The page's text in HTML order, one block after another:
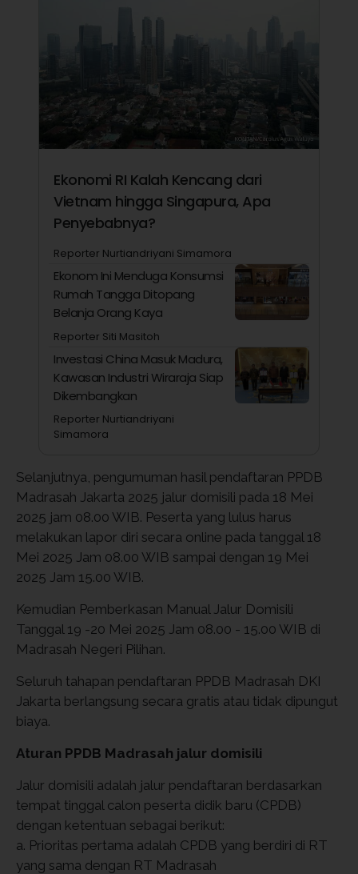
Ekonomi RI Kalah Kencang dari
Vietnam hingga Singapura, Apa
Penyebabnya?
Reporter Nurtiandriyani Simamora
Ekonom Ini Menduga Konsumsi
Rumah Tangga Ditopang
Belanja Orang Kaya
Reporter Siti Masitoh
Investasi China Masuk Madura,
Kawasan Industri Wiraraja Siap
Dikembangkan
Reporter Nurtiandriyani
Simamora
Selanjutnya, pengumuman hasil pendaftaran PPDB
Madrasah Jakarta 2025 jalur domisili pada 18 Mei
2025 jam 08.00 WIB. Peserta yang lulus harus
melakukan lapor diri secara online pada tanggal 18
Mei 2025 Jam 08.00 WIB sampai dengan 19 Mei
2025 Jam 15.00 WIB.
Kemudian Pemberkasan Manual Jalur Domisili
Tanggal 19 -20 Mei 2025 Jam 08.00 - 15.00 WIB di
Madrasah Negeri Pilihan.
Seluruh tahapan pendaftaran PPDB Madrasah DKI
Jakarta berlangsung secara gratis atau tidak dipungut
biaya.
Aturan PPDB Madrasah jalur domisili
Jalur domisili adalah jalur pendaftaran berdasarkan
tempat tinggal calon peserta didik baru (CPDB)
dengan ketentuan sebagai berikut:
a. Prioritas pertama adalah CPDB yang berdiri di RT
yang sama dengan RT Madrasah